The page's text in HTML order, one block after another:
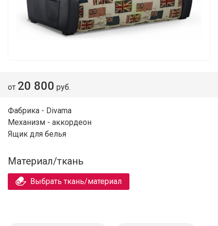
от 20 800 руб.
Фабрика - Divama
Механизм - аккордеон
Ящик для белья
Материал/ткань
Выбрать ткань/материал